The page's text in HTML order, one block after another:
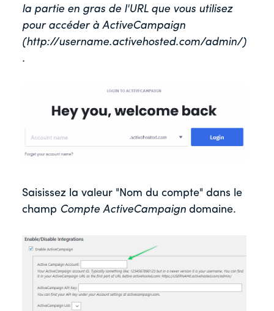
la partie en gras de l'URL que vous utilisez
pour accéder à ActiveCampaign
(http://username.activehosted.com/admin/)
.
Saisissez la valeur "Nom du compte" dans le
champ Compte ActiveCampaign domaine.